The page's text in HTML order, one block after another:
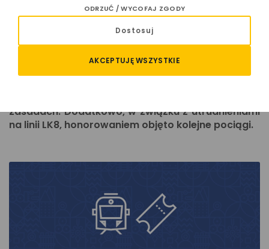
DATA DODANIA: 27 LUTEGO 2026
Dotychczasowe honorowanie biletów okresowych
KMŁ w pociągach PKP Intercity zostało
przedłużone – pociągi objęte nim do 7.03.2026 r.
zasadach. Dodatkowo, w związku z utrudnieniami
na linii LK8, honorowaniem objęto kolejne pociągi.
ODRZUĆ / WYCOFAJ ZGODY
Dostosuj
AKCEPTUJĘ WSZYSTKIE